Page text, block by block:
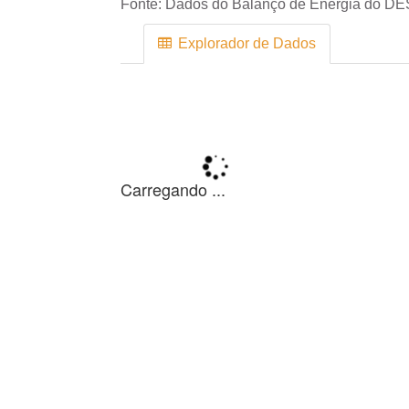
Fonte: Dados do Balanço de Energia do
Explorador de Dados